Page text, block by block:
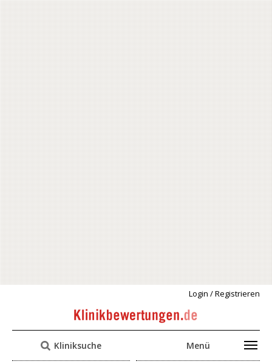
Login / Registrieren
Kliniksuche Menü